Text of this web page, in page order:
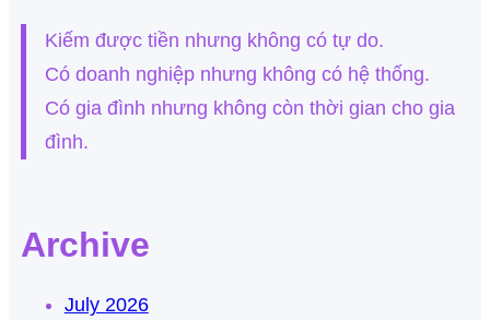
Kiếm được tiền nhưng không có tự do.
Có doanh nghiệp nhưng không có hệ thống.
Có gia đình nhưng không còn thời gian cho gia
đình.
Archive
July 2026